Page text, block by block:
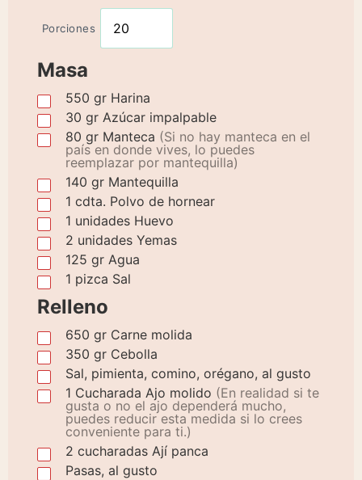
Porciones
Masa
550 grHarina
30 grAzúcar impalpable
80 grManteca (Si no hay manteca en el
país en donde vives, lo puedes
reemplazar por mantequilla)
140 grMantequilla
1 cdta. Polvo de hornear
1 unidadesHuevo
2 unidadesYemas
125 grAgua
1 pizca Sal
Relleno
650 grCarne molida
350 grCebolla
Sal, pimienta, comino, orégano, al gusto
1 Cucharada Ajo molido (En realidad si te
gusta o no el ajo dependerá mucho,
puedes reducir esta medida si lo crees
conveniente para ti.)
2 cucharadasAjí panca
Pasas, al gusto